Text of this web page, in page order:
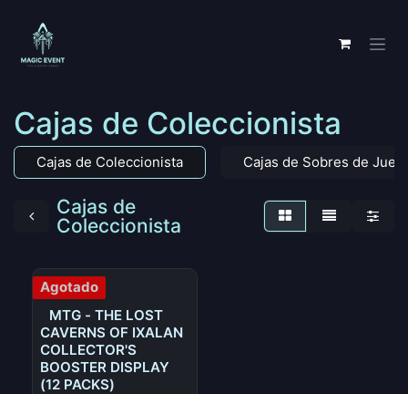
Cajas de Coleccionista
Cajas de Coleccionista Cajas de Sobres de
Cajas de
Coleccionista
Agotado
MTG - THE LOST
CAVERNS OF IXALAN
COLLECTOR'S
BOOSTER DISPLAY
(12 PACKS)